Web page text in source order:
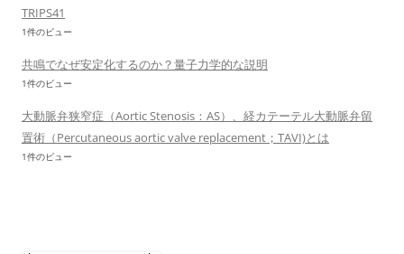
TRIPS41
1件のビュー
共鳴でなぜ安定化するのか？量子力学的な説明
1件のビュー
大動脈弁狭窄症（Aortic Stenosis：AS）、経カテーテル大動脈弁留
置術（Percutaneous aortic valve replacement；TAVI)とは
1件のビュー